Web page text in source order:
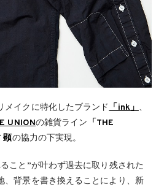
メイクに特化したブランド 「ink」 、
UNIONの雑貨ライン 「THE
顕の協力の下実現。
こと”が叶わず過去に取り残された
、背景を書き換えることにより、新